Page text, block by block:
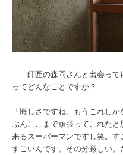
――師匠の森岡さんと出会って
ってどんなことですか？
「悔しさですね。もうこれし
ぶんここまで頑張ってこれた
来るスーパーマンですし笑。
すごいんです。その分厳しい